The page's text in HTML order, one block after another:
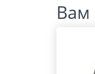
Вам